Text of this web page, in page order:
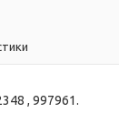
, 997961.